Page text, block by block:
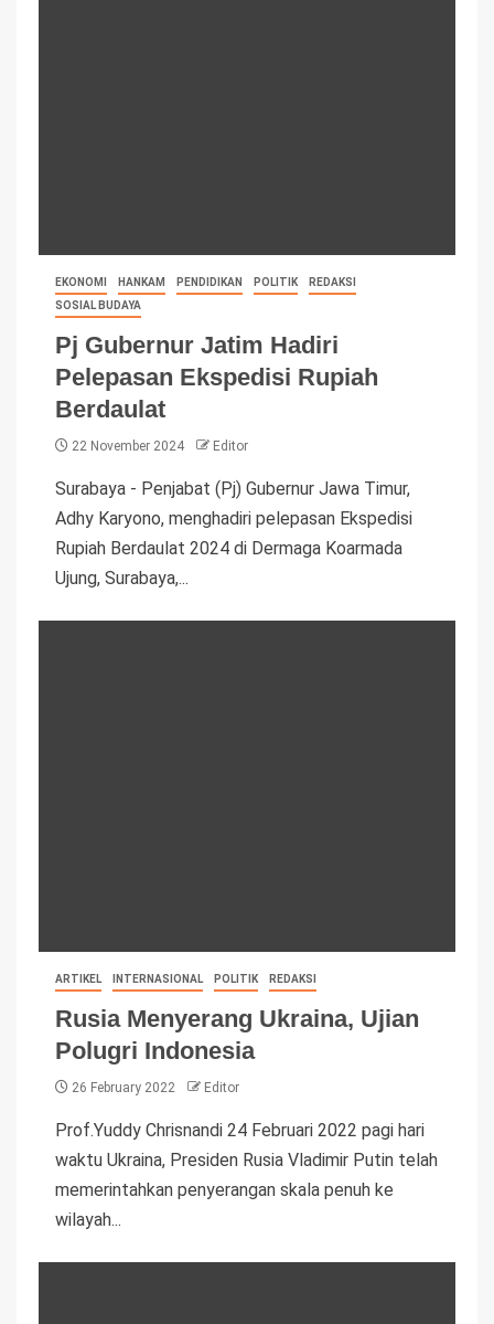
EKONOMI HANKAM PENDIDIKAN POLITIK
REDAKSI
SOSIAL BUDAYA
Pj Gubernur Jatim Hadiri
Pelepasan Ekspedisi Rupiah
Berdaulat
22 November 2024 Editor
Surabaya - Penjabat (Pj) Gubernur Jawa Timur,
Adhy Karyono, menghadiri pelepasan Ekspedisi
Rupiah Berdaulat 2024 di Dermaga Koarmada
Ujung, Surabaya,...
ARTIKEL INTERNASIONAL POLITIK REDAKSI
Rusia Menyerang Ukraina, Ujian
Polugri Indonesia
26 February 2022 Editor
Prof.Yuddy Chrisnandi 24 Februari 2022 pagi hari
waktu Ukraina, Presiden Rusia Vladimir Putin telah
memerintahkan penyerangan skala penuh ke
wilayah...